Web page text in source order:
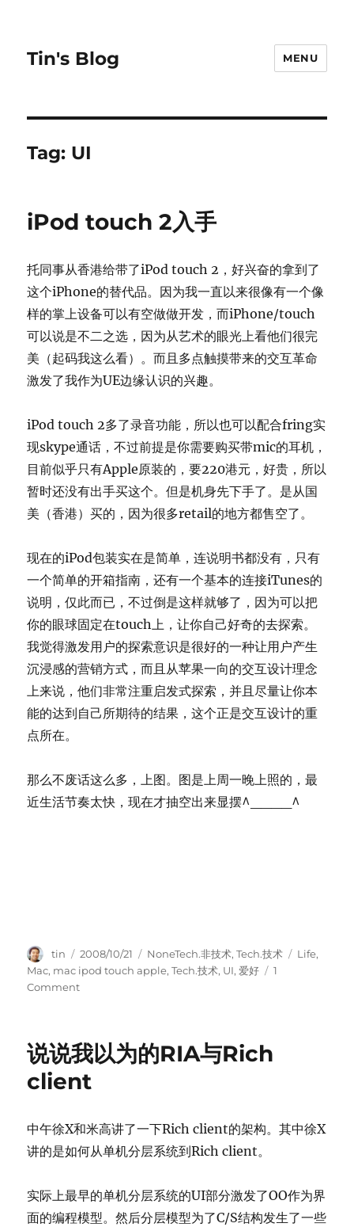
Tin's Blog MENU
Tag: UI
iPod touch 2入手
托同事从香港给带了iPod touch 2，好兴奋的拿到了
这个iPhone的替代品。因为我一直以来很像有一个像
样的掌上设备可以有空做做开发，而iPhone/touch
可以说是不二之选，因为从艺术的眼光上看他们很完
美（起码我这么看）。而且多点触摸带来的交互革命
激发了我作为UE边缘认识的兴趣。
iPod touch 2多了录音功能，所以也可以配合fring实
现skype通话，不过前提是你需要购买带mic的耳机，
目前似乎只有Apple原装的，要220港元，好贵，所以
暂时还没有出手买这个。但是机身先下手了。是从国
美（香港）买的，因为很多retail的地方都售空了。
现在的iPod包装实在是简单，连说明书都没有，只有
一个简单的开箱指南，还有一个基本的连接iTunes的
说明，仅此而已，不过倒是这样就够了，因为可以把
你的眼球固定在touch上，让你自己好奇的去探索。
我觉得激发用户的探索意识是很好的一种让用户产生
沉浸感的营销方式，而且从苹果一向的交互设计理念
上来说，他们非常注重启发式探索，并且尽量让你本
能的达到自己所期待的结果，这个正是交互设计的重
点所在。
那么不废话这么多，上图。图是上周一晚上照的，最
近生活节奏太快，现在才抽空出来显摆^____^
Author
tin
Posted
on
2008/10/21 Categories
NoneTech.非技术,Tech.技术 Tags
Life,
Mac, mac ipod touch apple,Tech.技术, UI,爱好
1
Commenton
入
说说我以为的RIA与Rich
client
中午徐X和米高讲了一下Rich client的架构。其中徐X
讲的是如何从单机分层系统到Rich client。
实际上最早的单机分层系统的UI部分激发了OO作为界
面的编程模型。然后分层模型为了C/S结构发生了一些